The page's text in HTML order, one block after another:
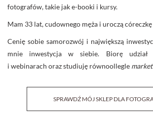
fotografów, takie jak e-booki i kursy.
Mam 33 lat, cudownego męża i uroczą
Cenię sobie samorozwój i największą
mnie inwestycja w siebie. Biorę
i webinarach oraz studiuję równoollegle
SPRAWDŹ MÓJ SKLEP DLA